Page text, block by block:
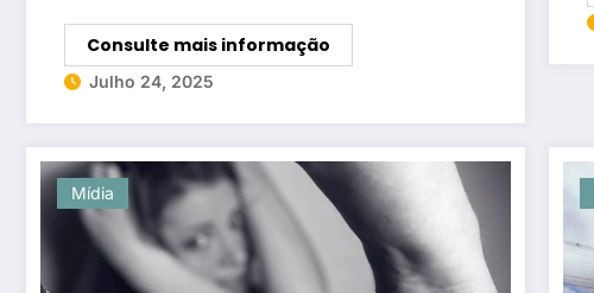
Consulte mais informação
Julho 24, 2025
Mídia